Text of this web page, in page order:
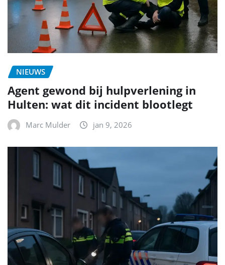
NIEUWS
Agent gewond bij hulpverlening in
Hulten: wat dit incident blootlegt
Marc Mulder jan 9, 2026